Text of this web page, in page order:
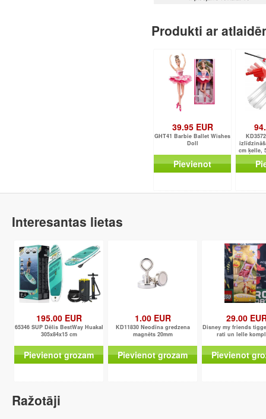
Produkti ar
39.95 EUR
GHT41 Barbie Ballet Wishes
Doll
Pievienot
cm ķelle,
Interesantas lietas
195.00 EUR
65346 SUP Dēlis BestWay HuakaI
305x84x15 cm
Pievienot grozam
1.00 EUR
KD11830 Neodīna gredzena
magnēts 20mm
Pievienot grozam
29.00
Disney my friends
rati un lelle
Pievienot
Ražotāji